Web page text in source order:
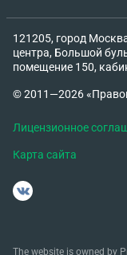
121205, город
центра, Большой
помещение 150,
© 2011—2026
Лицензионное
Карта сайта
The website is owned by